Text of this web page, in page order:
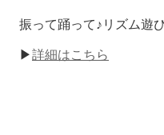
振って踊って♪リズム遊
▶詳細はこちら